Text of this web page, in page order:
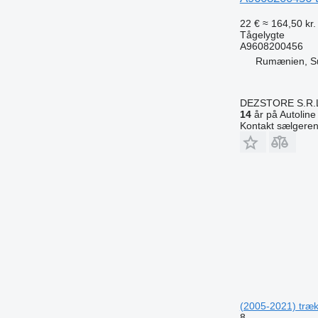
22 € ≈ 164,50 kr.
Tågelygte
A9608200456
Rumænien,
DEZSTORE S.R.L.
14år på Autoline
Kontakt sælgeren
(2005-2021)